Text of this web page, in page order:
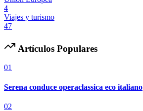
4
Viajes y turismo
47
Artículos Populares
01
Serena conduce operaclassica eco italiano
02